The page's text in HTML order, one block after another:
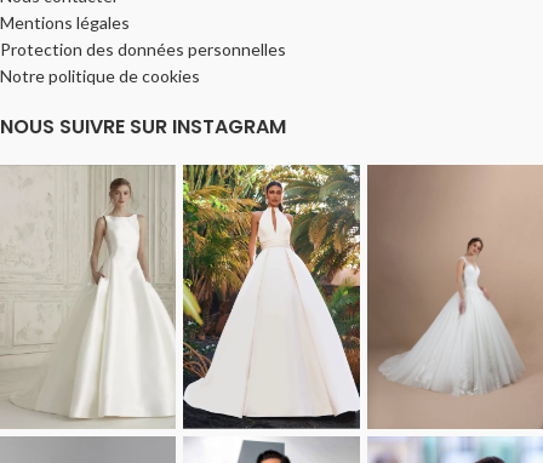
Mentions légales
Protection des données personnelles
Notre politique de cookies
NOUS SUIVRE SUR INSTAGRAM